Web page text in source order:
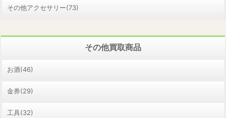
その他アクセサリー(73)
その他買取商品
お酒(46)
金券(29)
工具(32)